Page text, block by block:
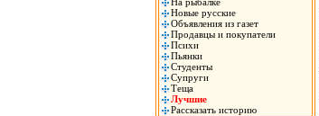
Новые русские
Объявления из газет
Продавцы и покупатели
Психи
Пьянки
Студенты
Супруги
Теща
Лучшие
Рассказать историю